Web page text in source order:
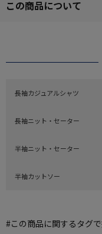
この商品について
長袖カジュアルシャツ
長袖ニット・セーター
半袖ニット・セーター
半袖カットソー
#この商品に関するタグ